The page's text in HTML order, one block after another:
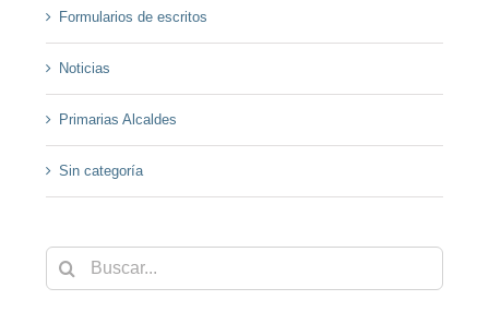
Formularios de escritos
Noticias
Primarias Alcaldes
Sin categoría
Buscar: